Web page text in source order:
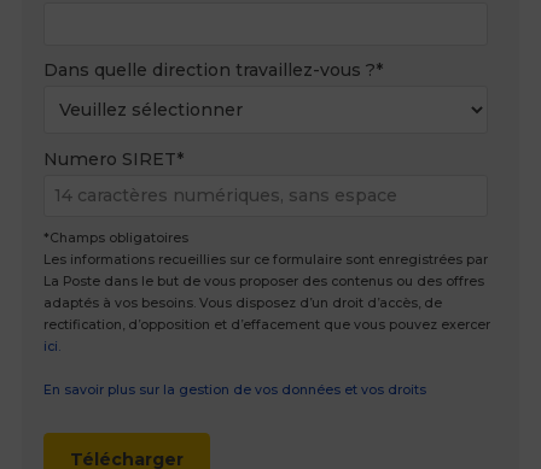
Dans quelle direction travaillez-vous ?*
Numero SIRET*
*Champs obligatoires​
Les informations recueillies sur ce formulaire sont enregistrées par
La Poste dans le but de vous proposer des contenus ou des offres
adaptés à vos besoins. Vous disposez d’un droit d’accès, de
rectification, d’opposition et d’effacement que vous pouvez exercer
ici.
En savoir plus sur la gestion de vos données et vos droits